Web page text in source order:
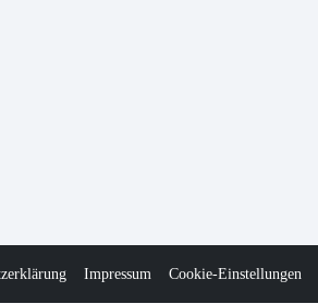
Impressum Cookie-Einstellungen